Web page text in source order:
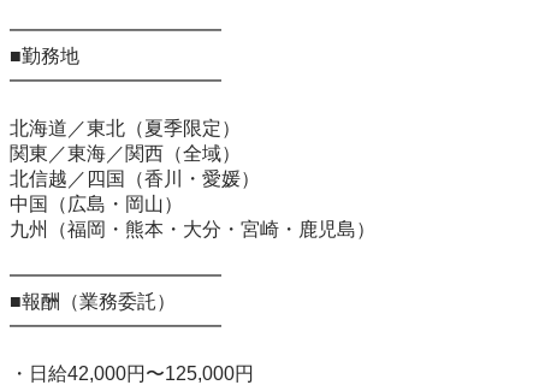
━━━━━━━━━━━
■勤務地
━━━━━━━━━━━
北海道／東北（夏季限定）
関東／東海／関西（全域）
北信越／四国（香川・愛媛）
中国（広島・岡山）
九州（福岡・熊本・大分・宮崎・鹿児島）
━━━━━━━━━━━
■報酬（業務委託）
━━━━━━━━━━━
・日給42,000円〜125,000円